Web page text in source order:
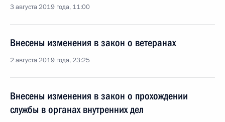
3 августа 2019 года, 11:00
Внесены изменения в закон о ветеранах
2 августа 2019 года, 23:25
Внесены изменения в закон о прохождении
службы в органах внутренних дел